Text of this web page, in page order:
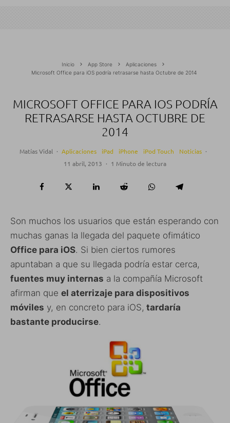
Inicio App Store
Aplicaciones
Microsoft Office para iOS podría retrasarse hasta Octubre de 2014
MICROSOFT OFFICE PARA IOS PODRÍA
RETRASARSE HASTA OCTUBRE DE
2014
Matías Vidal · Aplicaciones iPad iPhone iPod Touch Noticias ·
11 abril, 2013 · 1 Minuto de lectura
Son muchos los usuarios que están esperando con
muchas ganas la llegada del paquete ofimático
Office para iOS. Si bien ciertos rumores
apuntaban a que su llegada podría estar cerca,
fuentes muy internas a la compañía Microsoft
afirman que el aterrizaje para dispositivos
móviles y, en concreto para iOS, tardaría
bastante producirse.